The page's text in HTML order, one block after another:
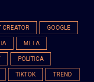
CREATOR GOOGLE
META
POLITICA
TIKTOK TREND